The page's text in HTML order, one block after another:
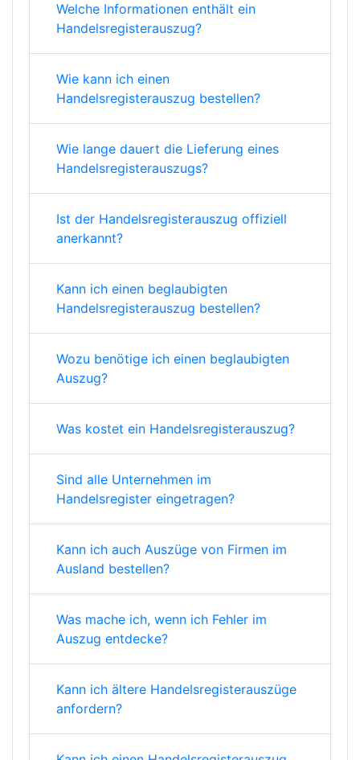
Welche Informationen enthält ein
Handelsregisterauszug?
Wie kann ich einen
Handelsregisterauszug bestellen?
Wie lange dauert die Lieferung eines
Handelsregisterauszugs?
Ist der Handelsregisterauszug offiziell
anerkannt?
Kann ich einen beglaubigten
Handelsregisterauszug bestellen?
Wozu benötige ich einen beglaubigten
Auszug?
Was kostet ein Handelsregisterauszug?
Sind alle Unternehmen im
Handelsregister eingetragen?
Kann ich auch Auszüge von Firmen im
Ausland bestellen?
Was mache ich, wenn ich Fehler im
Auszug entdecke?
Kann ich ältere Handelsregisterauszüge
anfordern?